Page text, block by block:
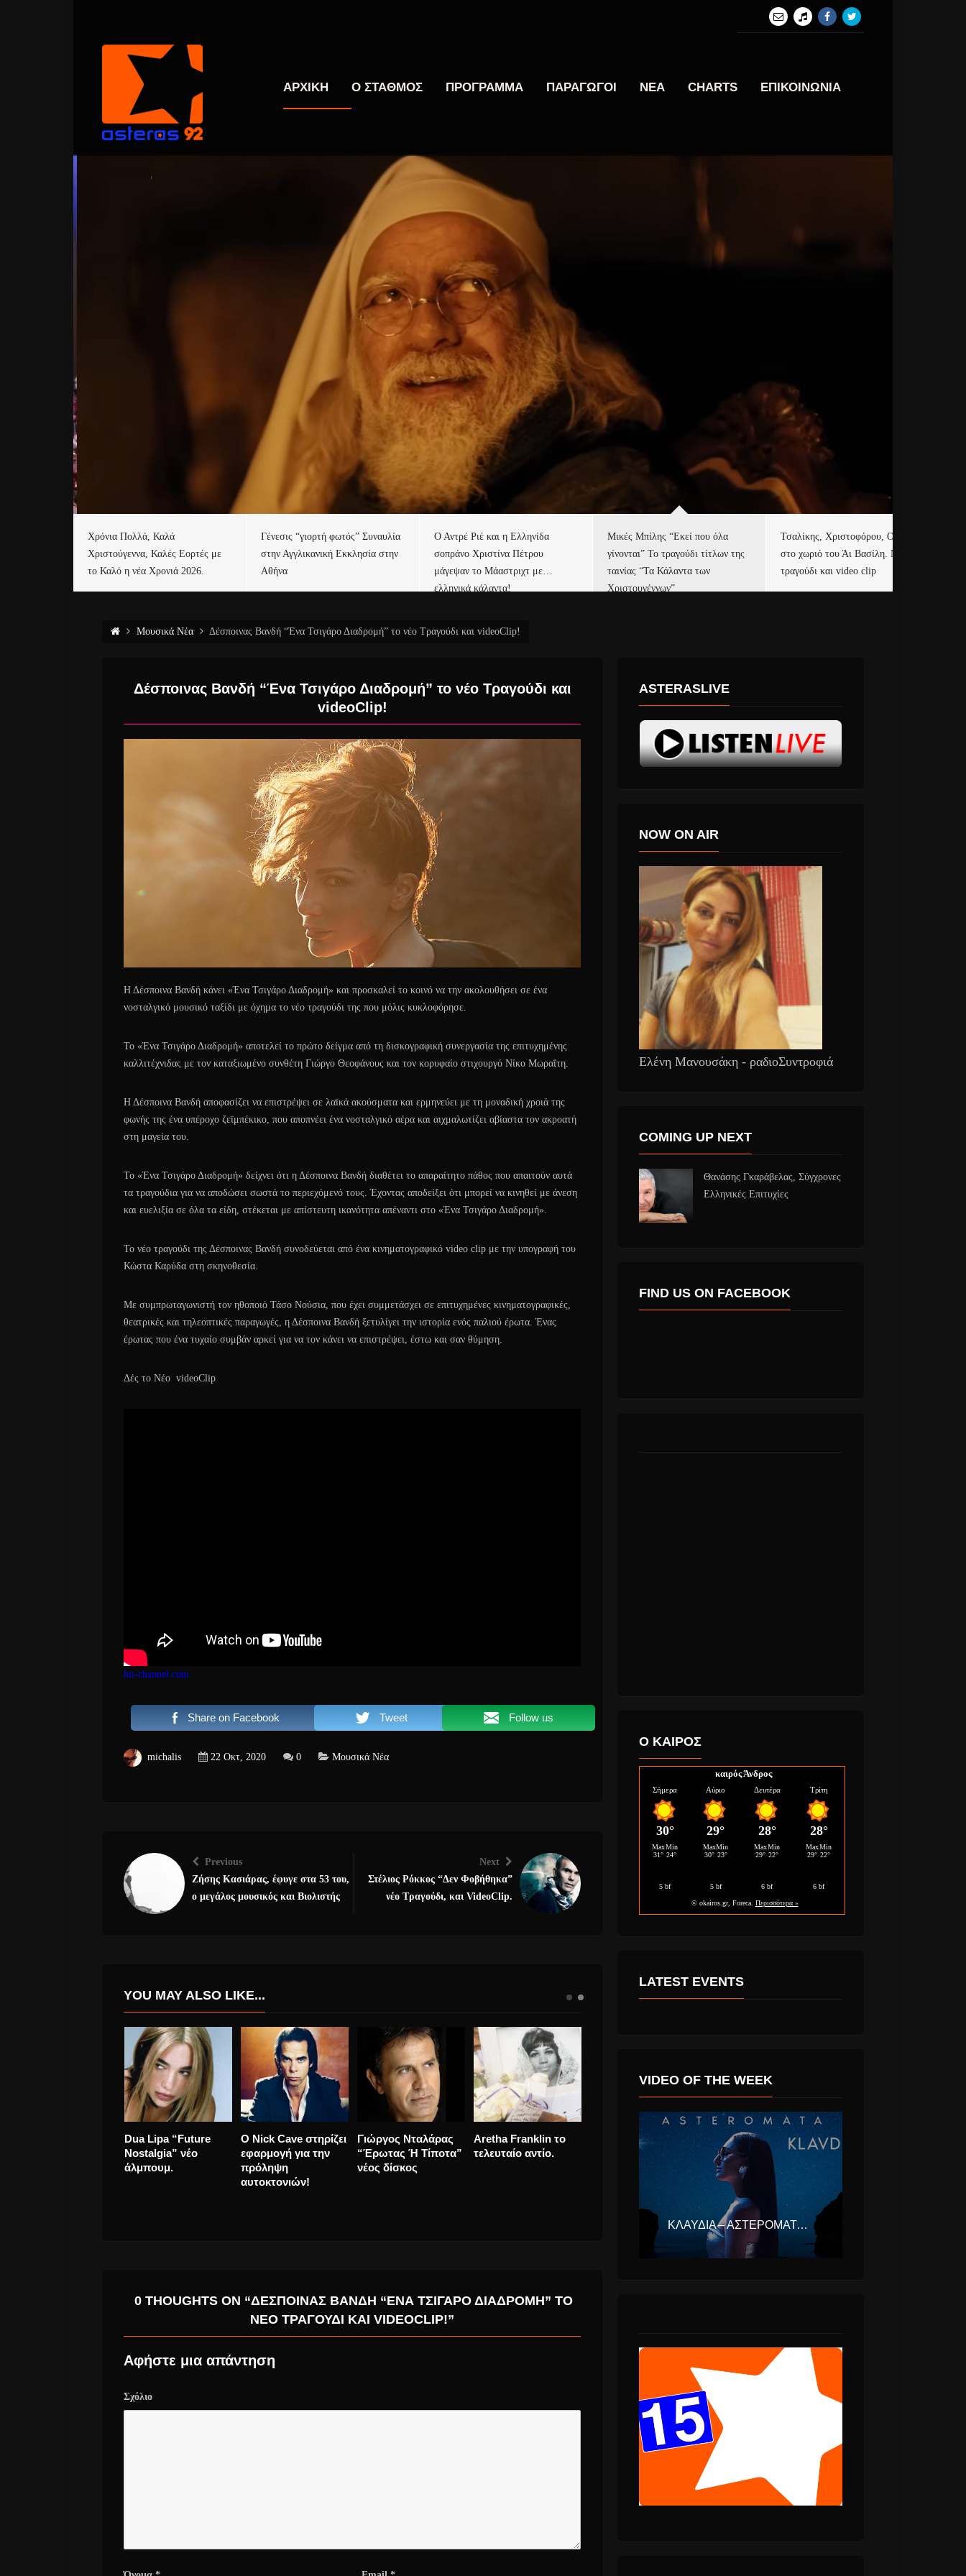
ΑΡΧΙΚΗ Ο ΣΤΑΘΜΟΣ ΠΡΟΓΡΑΜΜΑ ΠΑΡΑΓΩΓΟΙ ΝΕΑ CHARTS ΕΠΙΚΟΙΝΩΝΙΑ
Χρόνια Πολλά, Καλά
Χριστούγεννα, Καλές Εορτές με
το Καλό η νέα Χρονιά 2026.
Γένεσις “γιορτή φωτός” Συναυλία
στην Αγγλικανική Εκκλησία στην
Αθήνα
Ο Αντρέ Ριέ και η Ελληνίδα
σοπράνο Χριστίνα Πέτρου
μάγεψαν το Μάαστριχτ με…
ελληνικά κάλαντα!
Μικές Μπίλης “Εκεί που όλα
γίνονται” Το τραγούδι τίτλων της
ταινίας “Τα Κάλαντα των
Χριστουγέννων”
Τσαλίκης, Χριστοφόρου, ONE
στο χωριό του Άι Βασίλη. Νέο
τραγούδι και video clip
Μουσικά Νέα Δέσποινας Βανδή “Ένα Τσιγάρο Διαδρομή” το νέο Τραγούδι και videoClip!
Δέσποινας Βανδή “Ένα Τσιγάρο Διαδρομή” το νέο Τραγούδι και
videoClip!
Η Δέσποινα Βανδή κάνει «Ένα Τσιγάρο Διαδρομή» και προσκαλεί το κοινό να την ακολουθήσει σε ένα
νοσταλγικό μουσικό ταξίδι με όχημα το νέο τραγούδι της που μόλις κυκλοφόρησε.
Το «Ένα Τσιγάρο Διαδρομή» αποτελεί το πρώτο δείγμα από τη δισκογραφική συνεργασία της επιτυχημένης
καλλιτέχνιδας με τον καταξιωμένο συνθέτη Γιώργο Θεοφάνους και τον κορυφαίο στιχουργό Νίκο Μωραΐτη.
Η Δέσποινα Βανδή αποφασίζει να επιστρέψει σε λαϊκά ακούσματα και ερμηνεύει με τη μοναδική χροιά της
φωνής της ένα υπέροχο ζεϊμπέκικο, που αποπνέει ένα νοσταλγικό αέρα και αιχμαλωτίζει αβίαστα τον ακροατή
στη μαγεία του.
Το «Ένα Τσιγάρο Διαδρομή» δείχνει ότι η Δέσποινα Βανδή διαθέτει το απαραίτητο πάθος που απαιτούν αυτά
τα τραγούδια για να αποδώσει σωστά το περιεχόμενό τους. Έχοντας αποδείξει ότι μπορεί να κινηθεί με άνεση
και ευελιξία σε όλα τα είδη, στέκεται με απίστευτη ικανότητα απέναντι στο «Ένα Τσιγάρο Διαδρομή».
Το νέο τραγούδι της Δέσποινας Βανδή συνοδεύεται από ένα κινηματογραφικό video clip με την υπογραφή του
Κώστα Καρύδα στη σκηνοθεσία.
Με συμπρωταγωνιστή τον ηθοποιό Τάσο Νούσια, που έχει συμμετάσχει σε επιτυχημένες κινηματογραφικές,
θεατρικές και τηλεοπτικές παραγωγές, η Δέσποινα Βανδή ξετυλίγει την ιστορία ενός παλιού έρωτα. Ένας
έρωτας που ένα τυχαίο συμβάν αρκεί για να τον κάνει να επιστρέψει, έστω και σαν θύμηση.
Δές το Νέο videoClip
hit-channel.com
Share on Facebook Tweet Follow us
michalis 22 Οκτ, 2020 0 Μουσικά Νέα
Previous
Ζήσης Κασιάρας, έφυγε στα 53 του,
ο μεγάλος μουσικός και Βιολιστής
Next
Στέλιος Ρόκκος “Δεν Φοβήθηκα”
νέο Τραγούδι, και VideoClip.
YOU MAY ALSO LIKE...
AceJax μαζί με
Θοδωρής
Μαραντίνης &
Δεύτερο Φεστιβάλ
Ρεμπέτικου “Η Σύρα
του Μάρκου
Βαμβακάρη” 30
Dua Lipa “Future
Nostalgia” νέο
άλμπουμ.
O Nick Cave στηρίζει
εφαρμογή για την
Γιώργος Νταλάρας
Aretha Franklin το
τελευταίο αντίο.
0 THOUGHTS ON “ΔΈΣΠΟΙΝΑΣ ΒΑΝΔΉ “ΈΝΑ ΤΣΙΓΆΡΟ ΔΙΑΔΡΟΜΉ” ΤΟ
ΝΈΟ ΤΡΑΓΟΎΔΙ ΚΑΙ VIDEOCLIP!”
Αφήστε μια απάντηση
Σχόλιο
ASTERASLIVE
NOW ON AIR
Ελένη Μανουσάκη - ραδιοΣυντροφιά
COMING UP NEXT
Θανάσης Γκαράβελας, Σύγχρονες
Ελληνικές Επιτυχίες
FIND US ON FACEBOOK
Ο ΚΑΙΡΟΣ
καιρός Άνδρος
LATEST EVENTS
VIDEO OF THE WEEK
ΚΛΑΥΔΊΑ – ΑΣΤΕΡΟΜΆΤΑ (EUROVISION ΕΛΛΆΔΑ 2025)